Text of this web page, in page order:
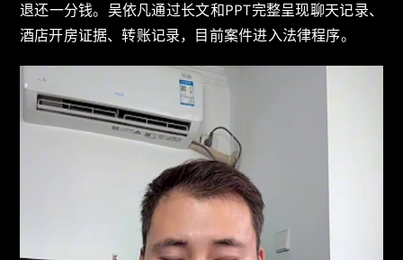
退还一分钱。吴依凡通过长文和PPT完整呈现聊天记录、
酒店开房证据、转账记录，目前案件进入法律程序。